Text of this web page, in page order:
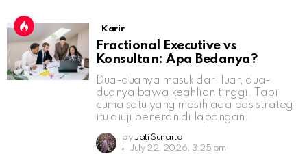
Karir
Fractional Executive vs
Konsultan: Apa Bedanya?
Dua-duanya masuk dari luar, dua-
duanya bawa keahlian tinggi. Tapi
cuma satu yang masih ada pas strategi
itu diuji beneran di lapangan.
by Jati Sunarto
July 22, 2026, 3:25 pm